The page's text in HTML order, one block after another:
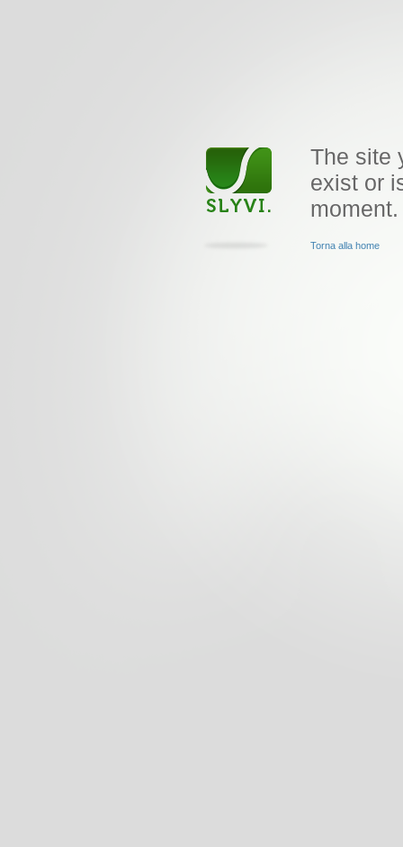
The site
exist or
moment.
Torna alla home